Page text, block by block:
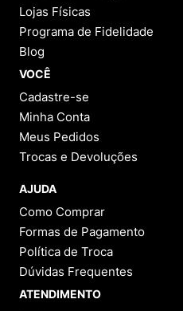
Lojas Físicas
Programa de Fidelidade
Blog
VOCÊ
Cadastre-se
Minha Conta
Meus Pedidos
Trocas e Devoluções
AJUDA
Como Comprar
Formas de Pagamento
Política de Troca
Dúvidas Frequentes
ATENDIMENTO